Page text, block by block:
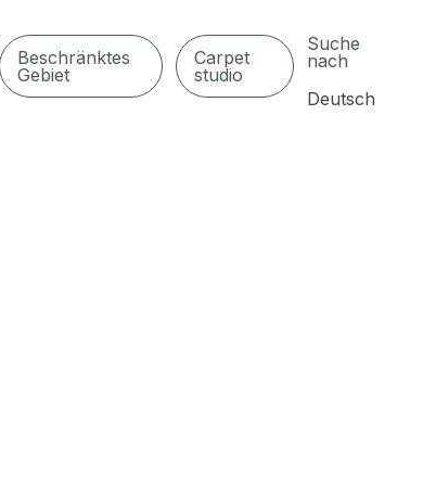
Beschränktes
Gebiet
Carpet
studio
Suche
nach
Deutsch